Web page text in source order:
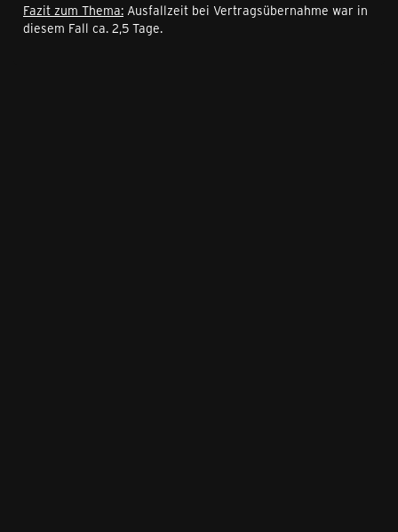
Fazit zum Thema: Ausfallzeit bei Vertragsübernahme war in
diesem Fall ca. 2,5 Tage.